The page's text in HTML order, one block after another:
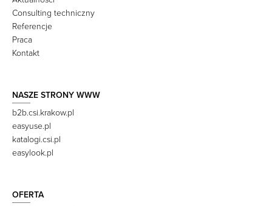
Consulting techniczny
Referencje
Praca
Kontakt
NASZE STRONY WWW
b2b.csi.krakow.pl
easyuse.pl
katalogi.csi.pl
easylook.pl
OFERTA